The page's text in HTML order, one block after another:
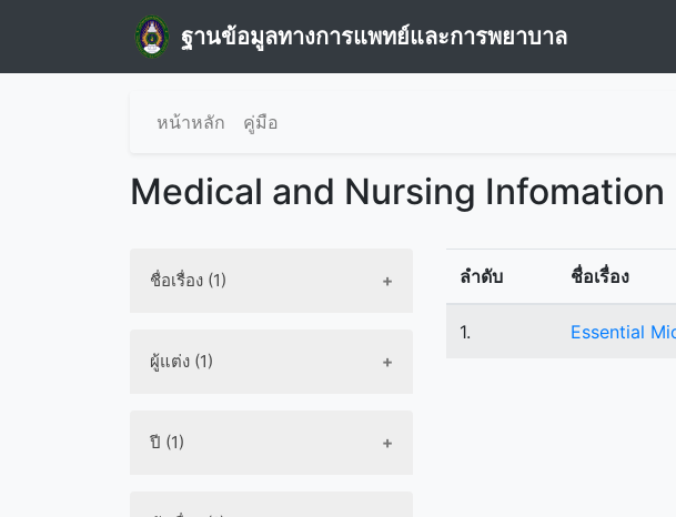
ฐานข้อมูลทางการแพทย์และการพยาบาล
หน้าหลัก คู่มือ
Medical and Nursing Infomation
ชื่อเรื่อง (1)
ผู้แต่ง (1)
ปี (1)
ลำดับ ชื่อเรื่อง
1. Essential